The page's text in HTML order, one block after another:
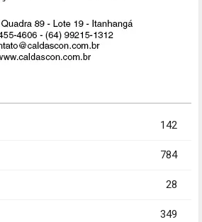
142
784
28
349